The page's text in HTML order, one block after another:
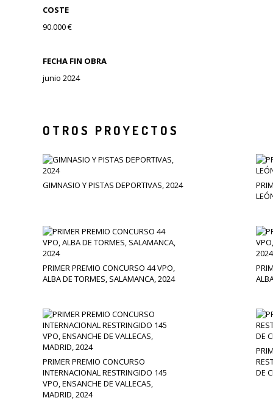
COSTE
90.000 €
FECHA FIN OBRA
junio 2024
OTROS PROYECTOS
GIMNASIO Y PISTAS DEPORTIVAS, 2024
PRIMER PREMIO CONCURSO 44 VPO,
ALBA DE TORMES, SALAMANCA, 2024
PRIMER PREMIO CONCURSO
INTERNACIONAL RESTRINGIDO 145
VPO, ENSANCHE DE VALLECAS,
MADRID, 2024
DE